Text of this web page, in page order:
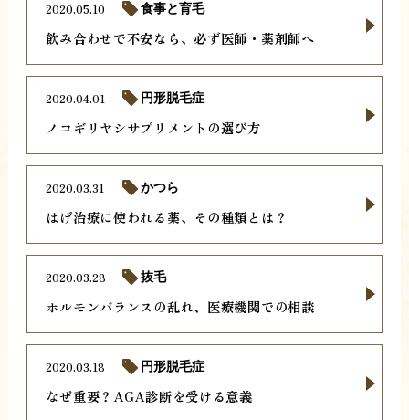
飲み合わせで不安なら、必ず医師・薬剤師へ
2020.05.10 食事と育毛
ノコギリヤシサプリメントの選び方
2020.04.01 円形脱毛症
はげ治療に使われる薬、その種類とは？
2020.03.31 かつら
ホルモンバランスの乱れ、医療機関での相談
2020.03.28 抜毛
なぜ重要？AGA診断を受ける意義
2020.03.18 円形脱毛症